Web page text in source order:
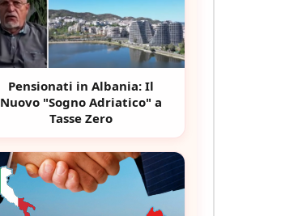
Pensionati in Albania: Il
Nuovo "Sogno Adriatico" a
Tasse Zero